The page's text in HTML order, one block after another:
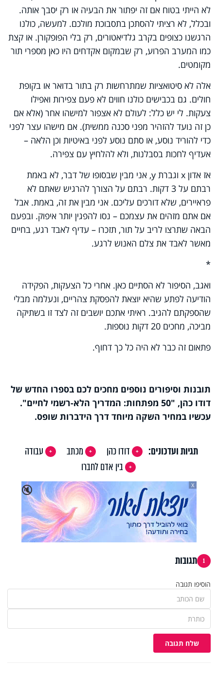
לא הייתי בטוח אם זה יפתור את הבעיה או רק יסבך אותה.
ובכלל, לא רציתי להסתכן בתסבוכת מולכם. למעשה, כולנו
הרגשנו כצופים בקרב גלדיאטורים, רק בלי הפופקורן. או קצת
כמו המערב הפרוע, רק שבמקום אקדחים היו כאן מספרי תור
מקומטים.
אלה לא סיטואציות שמתרחשות רק בתור בדואר או בקופת
חולים. גם בכבישים כולנו חווים לא פעם צפירות ואפילו
צעקות. לי יש כלל: לעולם לא אצפור למישהו אחר (אלא אם
כן זה נועד להזהיר מפני סכנה ממשית). אם מישהו עצר לפני
כדי להוריד נוסע, או סתם נוסע לפני באיטיות וכן הלאה –
אעדיף לחכות בסבלנות, ולא להלחיץ עם צפירה.
אז אדון x וגברת y, אני מבין שבסופו של דבר, לא באמת
רבתם על 3 דקות. רבתם על הצורך להרגיש שאתם לא
פראיירים, שלא דורכים עליכם. אני מבין את זה, באמת. אבל
אם אתם מזהים את עצמכם – נסו להפגין יותר איפוק. ובפעם
הבאה שתרצו לריב על תור, תזכרו – עדיף לאבד רגע, בחיים
מאשר לאבד את צלם האנוש לרגע.
*
ואגב, הסיפור לא הסתיים כאן. אחרי כל הצעקות, הפקידה
הודיעה לפתע שהיא יוצאת להפסקת צהריים, ונעלמה מבלי
שהספקתם להגיב. ראיתי אתכם יושבים זה לצד זו בשתיקה
מביכה, מחכים 20 דקות נוספות.
פתאום זה כבר לא היה כל כך דחוף.
תובנות וסיפורים נוספים מחכים לכם בספרו החדש של
דודו כהן, "50 מפתחות: המדריך הלא-רשמי לחיים".
עכשיו במחיר השקה מיוחד דרך הידברות שופס.
תגיות ועדכונים: דודו כהן מכתב
עבודה
בין אדם לחברו
🔇
X
1 תגובות
הוסיפו תגובה
שלח תגובה